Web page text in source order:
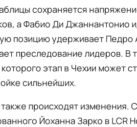
сохраняется
а Фабио Ди Джаннантонио
позицию удерживает Педро
преследование лидеров. В
этап в Чехии может
сильнейших.
происходят изменения.
Йоханна Зарко в LCR